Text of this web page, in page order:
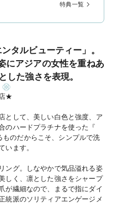
特典一覧
タルビューティー」。
にアジアの女性を重ねあ
した強さを表現。
★
として、美しい白色と強度、ア
のハードプラチナを使った『
のだからこそ、シンプルで洗
います。
ング。しなやかで気品溢れる姿
しく、凛とした強さをシャープ
が繊細なので、まるで指にダイ
統派のソリティアエンゲージメ